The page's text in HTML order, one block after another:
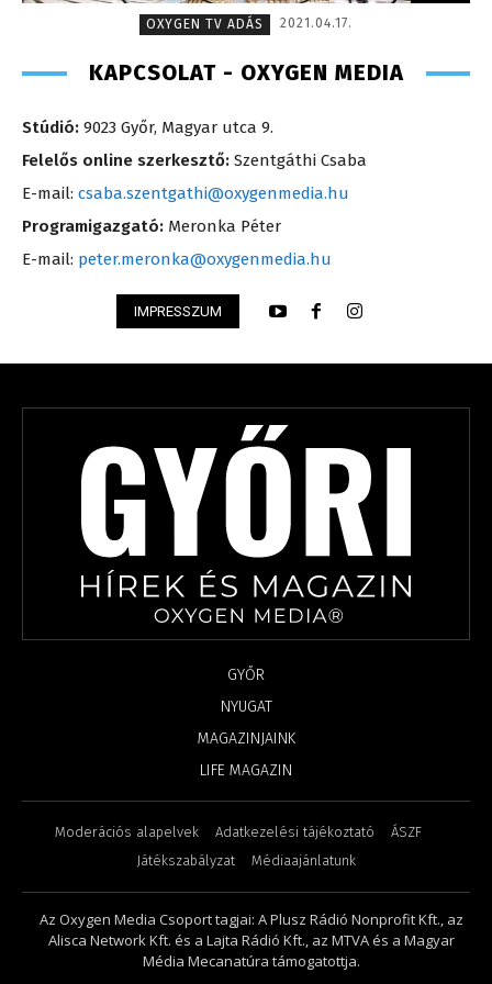
OXYGEN TV ADÁS
2021.04.17.
KAPCSOLAT - OXYGEN MEDIA
Stúdió: 9023 Győr, Magyar utca 9.
Felelős online szerkesztő: Szentgáthi Csaba
E-mail: csaba.szentgathi@oxygenmedia.hu
Programigazgató: Meronka Péter
E-mail: peter.meronka@oxygenmedia.hu
IMPRESSZUM
GYŐR
NYUGAT
MAGAZINJAINK
LIFE MAGAZIN
Moderációs alapelvek Adatkezelési tájékoztató
ÁSZF
Játékszabályzat
Médiaajánlatunk
Az Oxygen Media Csoport tagjai: A Plusz Rádió Nonprofit Kft., az
Alisca Network Kft. és a Lajta Rádió Kft., az MTVA és a Magyar
Média Mecanatúra támogatottja.